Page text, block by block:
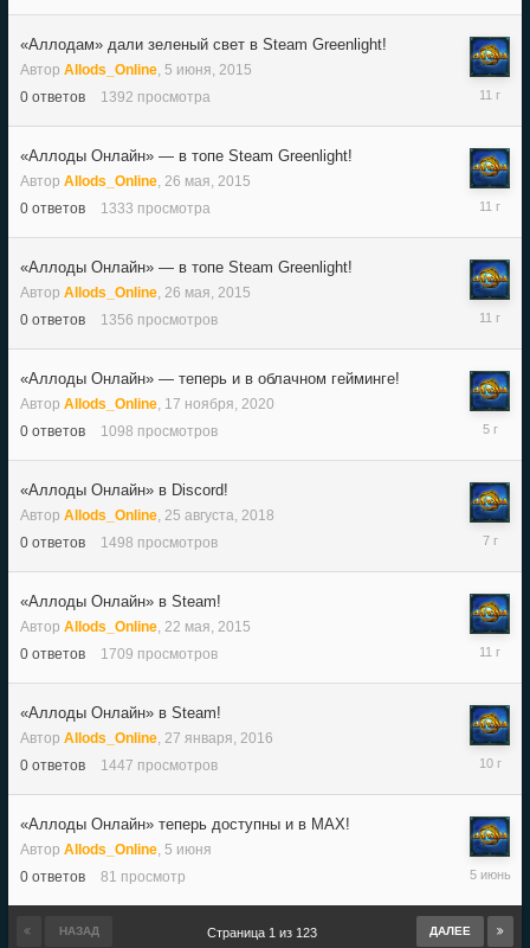
2025
«Аллодам» дали зеленый свет в Steam Greenlight!
Автор Allods_Online, 5 июня, 2015
0 ответов 1392 просмотра
2015
«Аллоды Онлайн» — в топе Steam Greenlight!
Автор Allods_Online, 26 мая, 2015
0 ответов 1333 просмотра
26
2015
«Аллоды Онлайн» — в топе Steam Greenlight!
Автор Allods_Online, 26 мая, 2015
0 ответов 1356 просмотров
26
2015
«Аллоды Онлайн» — теперь и в облачном гейминге!
Автор Allods_Online, 17 ноября, 2020
0 ответов 1098 просмотров
17
2020
«Аллоды Онлайн» в Discord!
Автор Allods_Online, 25 августа, 2018
0 ответов 1498 просмотров
25
2018
«Аллоды Онлайн» в Steam!
Автор Allods_Online, 22 мая, 2015
0 ответов 1709 просмотров
22
2015
«Аллоды Онлайн» в Steam!
Автор Allods_Online, 27 января, 2016
0 ответов 1447 просмотров
27
2016
«Аллоды Онлайн» теперь доступны и в MAX!
Автор Allods_Online, 5 июня
0 ответов 81 просмотр
5
НАЗАД ДАЛЕЕ
Страница 1 из 123